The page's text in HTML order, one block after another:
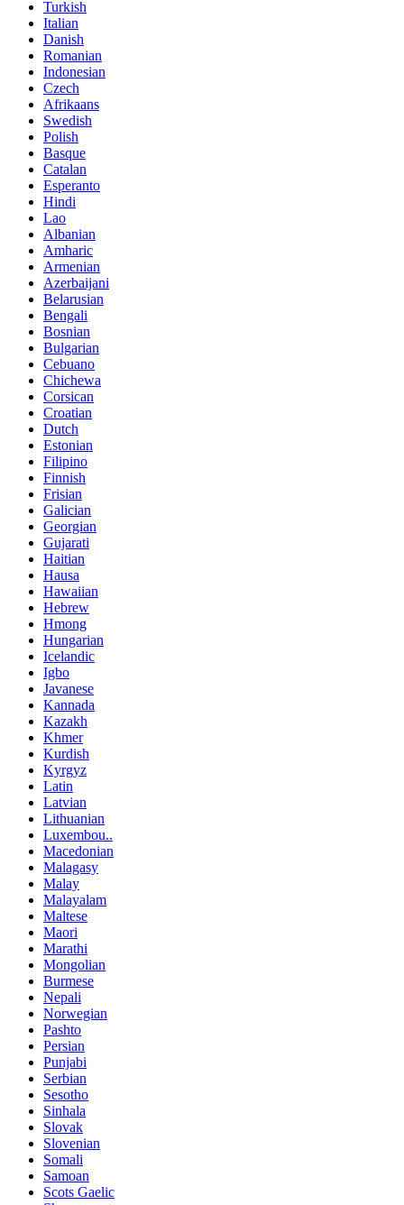
Turkish
Italian
Danish
Romanian
Indonesian
Czech
Afrikaans
Swedish
Polish
Basque
Catalan
Esperanto
Hindi
Lao
Albanian
Amharic
Armenian
Azerbaijani
Belarusian
Bengali
Bosnian
Bulgarian
Cebuano
Chichewa
Corsican
Croatian
Dutch
Estonian
Filipino
Finnish
Frisian
Galician
Georgian
Gujarati
Haitian
Hausa
Hawaiian
Hebrew
Hmong
Hungarian
Icelandic
Igbo
Javanese
Kannada
Kazakh
Khmer
Kurdish
Kyrgyz
Latin
Latvian
Lithuanian
Luxembou..
Macedonian
Malagasy
Malay
Malayalam
Maltese
Maori
Marathi
Mongolian
Burmese
Nepali
Norwegian
Pashto
Persian
Punjabi
Serbian
Sesotho
Sinhala
Slovak
Slovenian
Somali
Samoan
Scots Gaelic